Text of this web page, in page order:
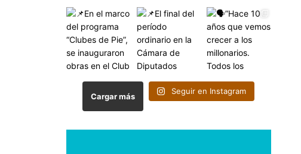
Cargar más
Seguir en Instagram